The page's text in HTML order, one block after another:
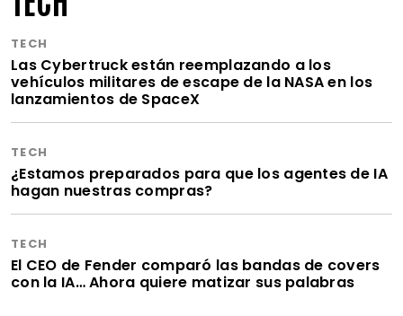
TECH
Las Cybertruck están reemplazando a los
vehículos militares de escape de la NASA en los
lanzamientos de SpaceX
TECH
¿Estamos preparados para que los agentes de IA
hagan nuestras compras?
TECH
El CEO de Fender comparó las bandas de covers
con la IA… Ahora quiere matizar sus palabras